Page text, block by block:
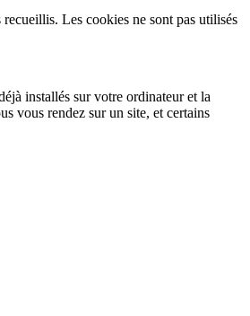
Les cookies ne sont pas utilisés
installés sur votre ordinateur et la
vous rendez sur un site, et certains